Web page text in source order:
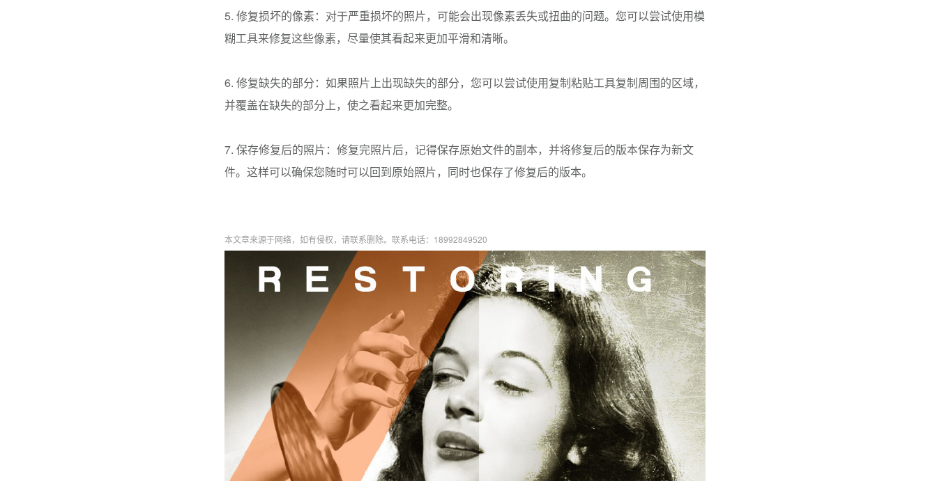
5. 修复损坏的像素：对于严重损坏的照片，可能会出现像素丢失或扭曲的问题。您可以尝试使用模
糊工具来修复这些像素，尽量使其看起来更加平滑和清晰。
6. 修复缺失的部分：如果照片上出现缺失的部分，您可以尝试使用复制粘贴工具复制周围的区域，
并覆盖在缺失的部分上，使之看起来更加完整。
7. 保存修复后的照片：修复完照片后，记得保存原始文件的副本，并将修复后的版本保存为新文
件。这样可以确保您随时可以回到原始照片，同时也保存了修复后的版本。
本文章来源于网络，如有侵权，请联系删除。联系电话：18992849520